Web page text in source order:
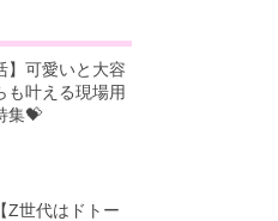
】可愛いと大容
も叶える現場用
集💝
Z世代はドトー